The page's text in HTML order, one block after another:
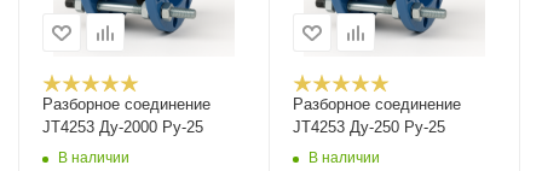
Разборное соединение
JT4253 Ду-2000 Ру-25
В наличии
Разборное соединение
JT4253 Ду-250 Ру-25
В наличии